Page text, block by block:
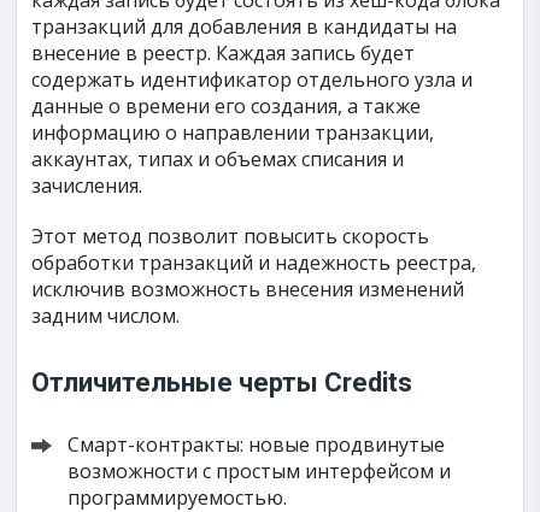
транзакций для добавления в кандидаты на
внесение в реестр. Каждая запись будет
содержать идентификатор отдельного узла и
данные о времени его создания, а также
информацию о направлении транзакции,
аккаунтах, типах и объемах списания и
зачисления.
Этот метод позволит повысить скорость
обработки транзакций и надежность реестра,
исключив возможность внесения изменений
задним числом.
Отличительные черты Credits
Смарт-контракты: новые продвинутые
возможности с простым интерфейсом и
программируемостью.